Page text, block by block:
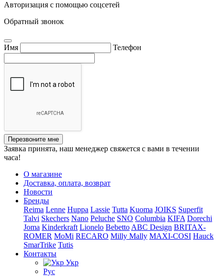
Авторизация с помощью соцсетей
Обратный звонок
Имя Телефон
Перезвоните мне
Заявка принята, наш менеджер свяжется с вами в течении
часа!
О магазине
Доставка, оплата, возврат
Новости
Бренды
Reima Lenne Huppa Lassie Tutta Kuoma JOIKS Superfit
Talvi Skechers Nano Peluche SNO Columbia KIFA Dorechi
Joma Kinderkraft Lionelo Bebetto ABC Design BRITAX-
ROMER MoMi RECARO Milly Mally MAXI-COSI Hauck
SmarTrike Tutis
Контакты
Укр
Рус